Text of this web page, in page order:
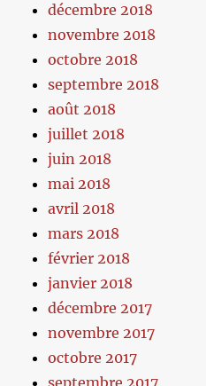
décembre 2018
novembre 2018
octobre 2018
septembre 2018
août 2018
juillet 2018
juin 2018
mai 2018
avril 2018
mars 2018
février 2018
janvier 2018
décembre 2017
novembre 2017
octobre 2017
septembre 2017